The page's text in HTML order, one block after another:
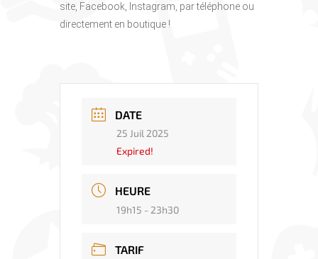
site, Facebook, Instagram, par téléphone ou
directement en boutique !
DATE
25 Juil 2025
Expired!
HEURE
19h15 - 23h30
TARIF